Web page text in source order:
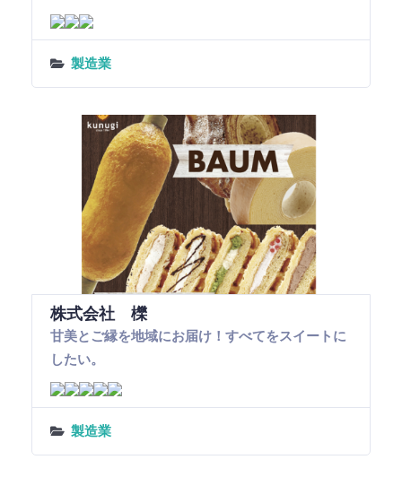
製造業
株式会社 櫟
甘美とご縁を地域にお届け！すべてをスイートに
したい。
製造業